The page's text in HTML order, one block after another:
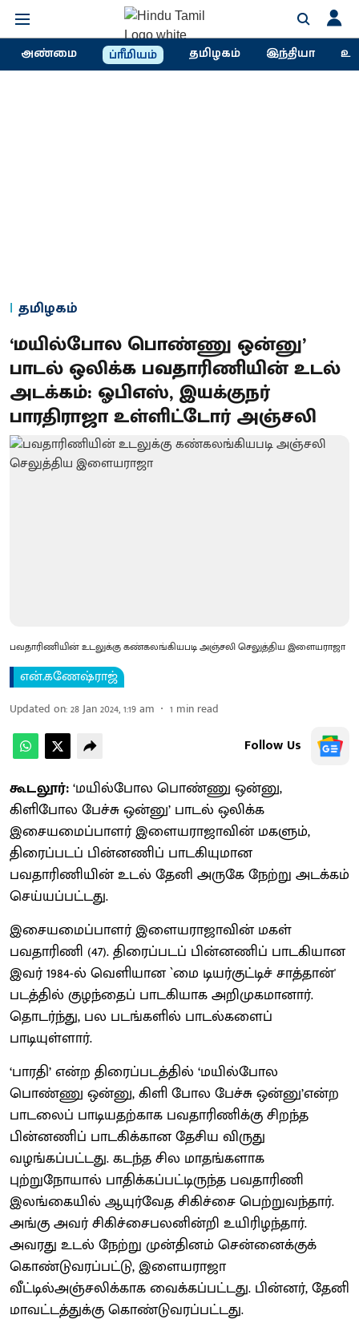
அண்மை ப்ரீமியம் தமிழகம் இந்தியா
தமிழகம்
‘மயில்போல பொண்ணு ஒன்னு’
பாடல் ஒலிக்க பவதாரிணியின் உடல்
அடக்கம்: ஓபிஎஸ், இயக்குநர்
பாரதிராஜா உள்ளிட்டோர் அஞ்சலி
பவதாரிணியின் உடலுக்கு கண்கலங்கியபடி அஞ்சலி செலுத்திய இளையராஜா
என்.கணேஷ்ராஜ்
Updated on:28 Jan 2024, 1:19 am 1 min read
Follow Us
கூடலூர்:‘மயில்போல பொண்ணு ஒன்னு,
கிளிபோல பேச்சு ஒன்னு’ பாடல் ஒலிக்க
இசையமைப்பாளர் இளையராஜாவின் மகளும்,
திரைப்படப் பின்னணிப் பாடகியுமான
பவதாரிணியின் உடல் தேனி அருகே நேற்று அடக்கம்
செய்யப்பட்டது.
இசையமைப்பாளர் இளையராஜாவின் மகள்
பவதாரிணி (47). திரைப்படப் பின்னணிப் பாடகியான
இவர் 1984-ல் வெளியான `மை டியர்குட்டிச் சாத்தான்'
படத்தில் குழந்தைப் பாடகியாக அறிமுகமானார்.
தொடர்ந்து, பல படங்களில் பாடல்களைப்
பாடியுள்ளார்.
‘பாரதி’ என்ற திரைப்படத்தில் ‘மயில்போல
பொண்ணு ஒன்னு, கிளி போல பேச்சு ஒன்னு’என்ற
பாடலைப் பாடியதற்காக பவதாரிணிக்கு சிறந்த
பின்னணிப் பாடகிக்கான தேசிய விருது
வழங்கப்பட்டது. கடந்த சில மாதங்களாக
புற்றுநோயால் பாதிக்கப்பட்டிருந்த பவதாரிணி
இலங்கையில் ஆயுர்வேத சிகிச்சை பெற்றுவந்தார்.
அங்கு அவர் சிகிச்சைபலனின்றி உயிரிழந்தார்.
அவரது உடல் நேற்று முன்தினம் சென்னைக்குக்
கொண்டுவரப்பட்டு, இளையராஜா
வீட்டில்அஞ்சலிக்காக வைக்கப்பட்டது. பின்னர், தேனி
மாவட்டத்துக்கு கொண்டுவரப்பட்டது.